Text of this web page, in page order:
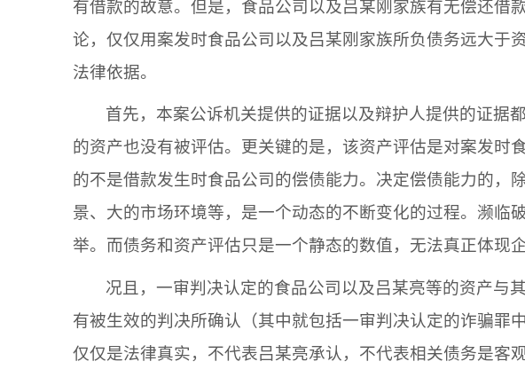
有借款的故意。但是， 食品公司 以及吕某刚 家族有无偿还借
论，仅仅用案发时食品公司 以及吕某刚 家族所负债务远大于
法律依据。
首先，本案公诉机关提供的证据以及辩护人提供的证据
的资产也没有被评估。更关键的是，该资产评估是对案发时
的不是借款发生时食品公司 的偿债能力。决定偿债能力的，
景、大的市场环境等，是一个动态的不断变化的过程。濒临
举。而债务和资产评估只是一个静态的数值，无法真正体现
况且，一审判决认定的食品公司 以及吕某亮等的资产与
有被生效的判决所确认（其中就包括一审判决认定的诈骗罪
仅仅是法律真实，不代表吕某亮承认，不代表相关债务是客